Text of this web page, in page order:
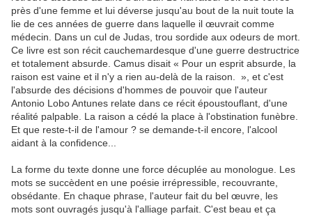
près d'une femme et lui déverse jusqu'au bout de la nuit toute la
lie de ces années de guerre dans laquelle il œuvrait comme
médecin. Dans un cul de Judas, trou sordide aux odeurs de mort.
Ce livre est son récit cauchemardesque d'une guerre destructrice
et totalement absurde. Camus disait « Pour un esprit absurde, la
raison est vaine et il n'y a rien au-delà de la raison. », et c'est
l'absurde des décisions d'hommes de pouvoir que l'auteur
Antonio Lobo Antunes relate dans ce récit époustouflant, d'une
réalité palpable. La raison a cédé la place à l'obstination funèbre.
Et que reste-t-il de l'amour ? se demande-t-il encore, l'alcool
aidant à la confidence...
La forme du texte donne une force décuplée au monologue. Les
mots se succèdent en une poésie irrépressible, recouvrante,
obsédante. En chaque phrase, l'auteur fait du bel œuvre, les
mots sont ouvragés jusqu'à l'alliage parfait. C'est beau et ça